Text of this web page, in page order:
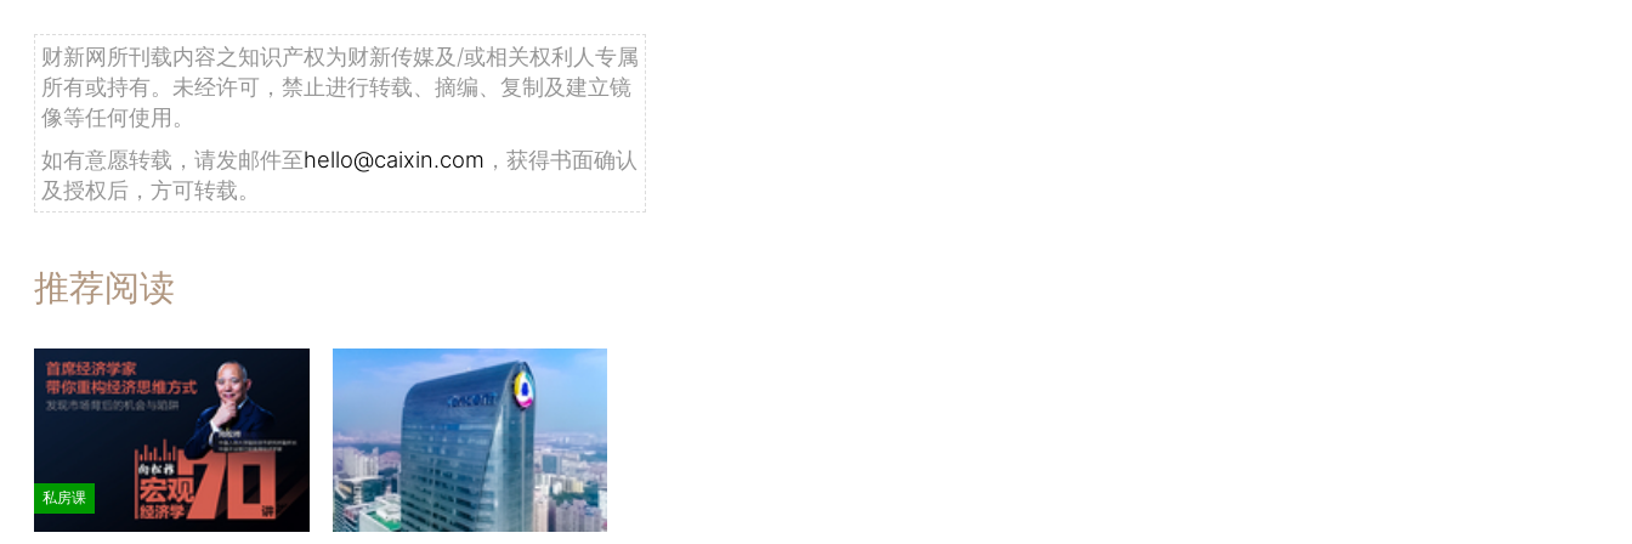
财新网所刊载内容之知识产权为财新传媒及/或相关权利人专属
所有或持有。未经许可，禁止进行转载、摘编、复制及建立镜
像等任何使用。
如有意愿转载，请发邮件至hello@caixin.com ，获得书面确认
及授权后，方可转载。
推荐阅读
私房课